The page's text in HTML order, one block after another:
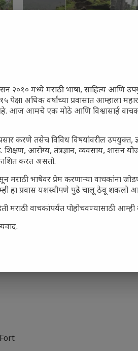
In "Marathi Fort"
२०१० मध्ये मराठी भाषा, साहित्य आणि
अधिक वर्षांच्या प्रवासात आम्हाला
आज आमचे एक मोठे आणि विश्वासार्ह
करणे तसेच विविध विषयांवरील उपयुक्त,
आरोग्य, तंत्रज्ञान, व्यवसाय, शासन
करत असतो.
भाषेवर प्रेम करणाऱ्या वाचकांना
हा प्रवास यशस्वीपणे पुढे चालू ठेवू शकलो
मराठी वाचकांपर्यंत पोहोचवण्यासाठी